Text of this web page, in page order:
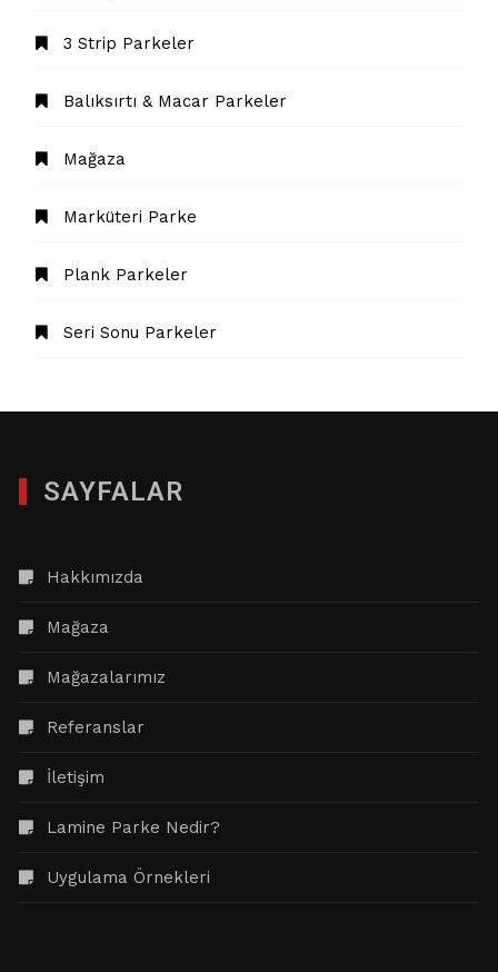
3 Strip Parkeler
Balıksırtı & Macar Parkeler
Mağaza
Marküteri Parke
Plank Parkeler
Seri Sonu Parkeler
SAYFALAR
Hakkımızda
Mağaza
Mağazalarımız
Referanslar
İletişim
Lamine Parke Nedir?
Uygulama Örnekleri